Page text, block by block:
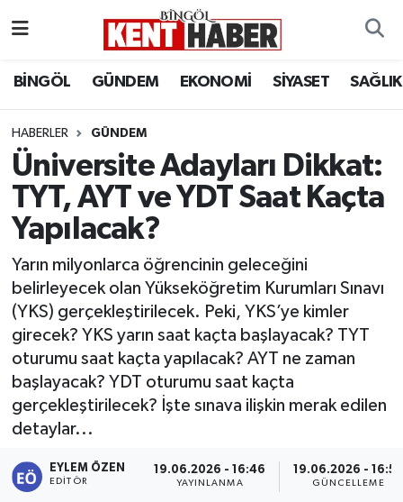
BİNGÖL GÜNDEM EKONOMİ SİYASET SAĞLIK
HABERLER GÜNDEM
Üniversite Adayları Dikkat:
TYT, AYT ve YDT Saat Kaçta
Yapılacak?
Yarın milyonlarca öğrencinin geleceğini
belirleyecek olan Yükseköğretim Kurumları Sınavı
(YKS) gerçekleştirilecek. Peki, YKS’ye kimler
girecek? YKS yarın saat kaçta başlayacak? TYT
oturumu saat kaçta yapılacak? AYT ne zaman
başlayacak? YDT oturumu saat kaçta
gerçekleştirilecek? İşte sınava ilişkin merak edilen
detaylar...
EYLEM ÖZEN
EDITÖR
19.06.2026 - 16:46
YAYINLANMA
19.06.2026 - 16:52
GÜNCELLEME
BİLİM-TEKNOLOJİ
DÜNYA
EĞİTİM
GENÇ
GÜNDEM
KARLIOVA
KİĞI
MERKEZ
Bingöl Hava Durumu
Bingöl Namaz Vakitleri
Bingöl Trafik Yoğunluk Haritası
Tüm Manşetler
Son Dakika Haberleri
Haber Arşivi